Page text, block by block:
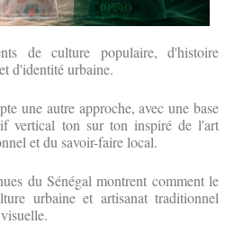
de culture populaire, d'histoire
d'identité urbaine.
une autre approche, avec une base
vertical ton sur ton inspiré de l'art
et du savoir-faire local.
du Sénégal montrent comment le
urbaine et artisanat traditionnel